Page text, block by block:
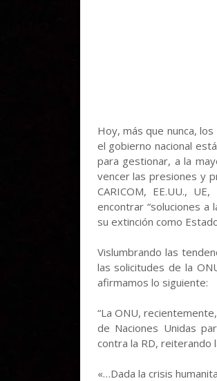
Hoy, más que nunca,
el gobierno nacional
para gestionar, a la
vencer las presiones y
CARICOM, EE.UU.,
encontrar “soluciones a
su extinción como
Vislumbrando las
las solicitudes de la
afirmamos lo siguiente:
“La ONU,
de Naciones Unidas
contra la RD, reiterando
«…Dada la crisis